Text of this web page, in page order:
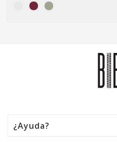
¿Ayuda?